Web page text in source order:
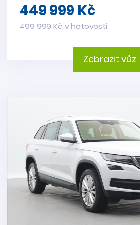
449 999 Kč
499 999 Kč v hotovosti
Zobrazit vůz